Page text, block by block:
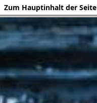
Zum Hauptinhalt der Seite